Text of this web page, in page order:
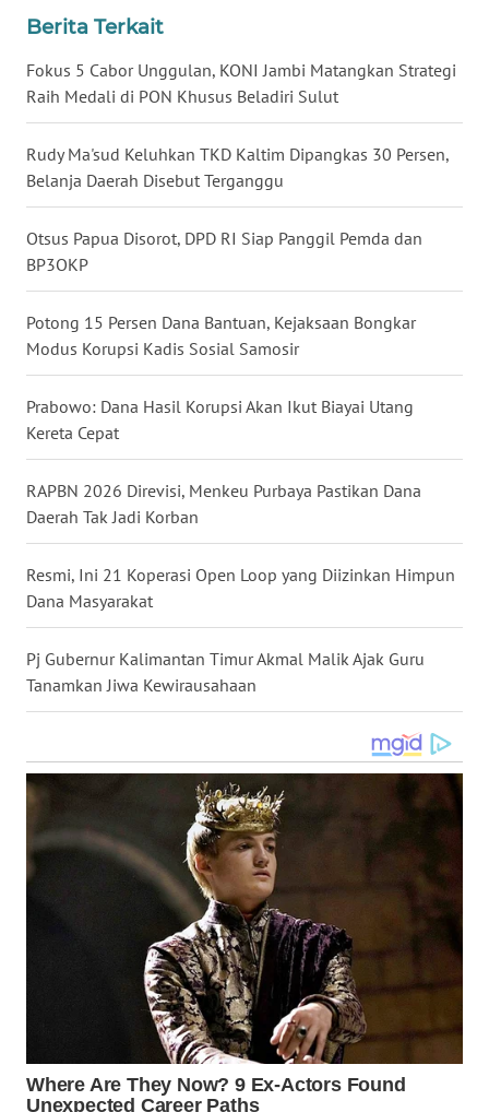
Berita Terkait
Fokus 5 Cabor Unggulan, KONI Jambi Matangkan Strategi
Raih Medali di PON Khusus Beladiri Sulut
Rudy Ma'sud Keluhkan TKD Kaltim Dipangkas 30 Persen,
Belanja Daerah Disebut Terganggu
Otsus Papua Disorot, DPD RI Siap Panggil Pemda dan
BP3OKP
Potong 15 Persen Dana Bantuan, Kejaksaan Bongkar
Modus Korupsi Kadis Sosial Samosir
Prabowo: Dana Hasil Korupsi Akan Ikut Biayai Utang
Kereta Cepat
RAPBN 2026 Direvisi, Menkeu Purbaya Pastikan Dana
Daerah Tak Jadi Korban
Resmi, Ini 21 Koperasi Open Loop yang Diizinkan Himpun
Dana Masyarakat
Pj Gubernur Kalimantan Timur Akmal Malik Ajak Guru
Tanamkan Jiwa Kewirausahaan
WN
WN
WN
JATIM
WN
BALI
WN
KALBAR
WN
KALTENG
WN
WN
KALTIM
SULSEL
WN
GORONTALO
WN
MALUT